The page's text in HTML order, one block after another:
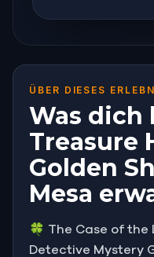
ÜBER DIESES
Was dich
Treasure
Golden
Mesa
🍀 The Case of the
Detective Mystery